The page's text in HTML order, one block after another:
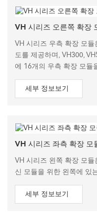
VH 시리즈 오른쪽 확장
VH 시리즈 우측 확장 모
도를 제공하며, VH300,
에 16개의 우측 확장 모듈
세부 정보보기
VH 시리즈 좌측 확장 모
VH 시리즈 왼쪽 확장 모듈
신 모듈을 위한 왼쪽에 있
세부 정보보기